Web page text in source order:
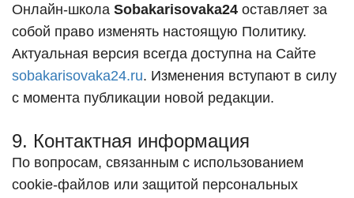
Онлайн-школа Sobakarisovaka24 оставляет за
собой право изменять настоящую Политику.
Актуальная версия всегда доступна на Сайте
sobakarisovaka24.ru. Изменения вступают в силу
с момента публикации новой редакции.
9. Контактная информация
По вопросам, связанным с использованием
cookie-файлов или защитой персональных